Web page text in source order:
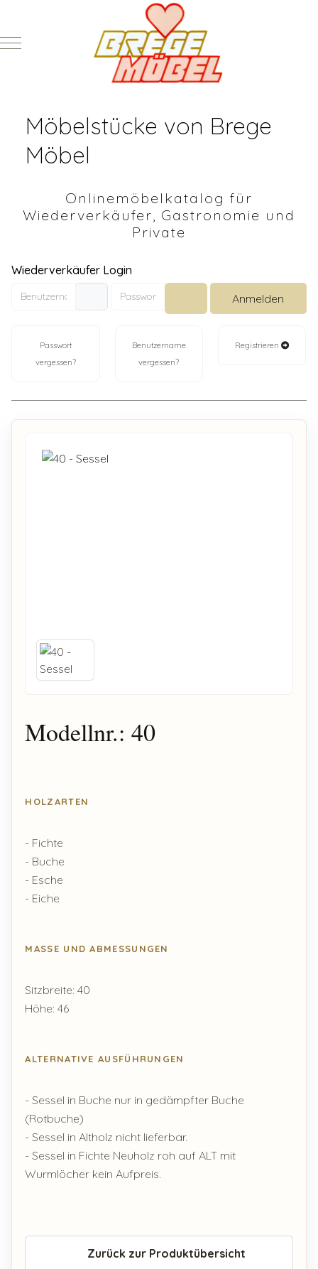
Mobile Menu Toggle
Möbelstücke von Brege
Möbel
Onlinemöbelkatalog für
Wiederverkäufer, Gastronomie und
Private
Wiederverkäufer Login
Benutzername
Passwort
Passwort anzeigen
Anmelden
Passwort
vergessen?
Benutzername
vergessen?
Registrieren
Modellnr.: 40
HOLZARTEN
- Fichte
- Buche
- Esche
- Eiche
MASSE UND ABMESSUNGEN
Sitzbreite: 40
Höhe: 46
ALTERNATIVE AUSFÜHRUNGEN
- Sessel in Buche nur in gedämpfter Buche
(Rotbuche)
- Sessel in Altholz nicht lieferbar.
- Sessel in Fichte Neuholz roh auf ALT mit
Wurmlöcher kein Aufpreis.
Zurück zur Produktübersicht